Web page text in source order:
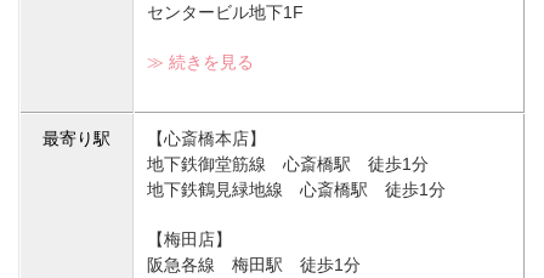
センタービル地下1F
≫ 続きを見る
最寄り駅
【心斎橋本店】
地下鉄御堂筋線 心斎橋駅 徒歩1分
地下鉄鶴見緑地線 心斎橋駅 徒歩1分
【梅田店】
阪急各線 梅田駅 徒歩1分